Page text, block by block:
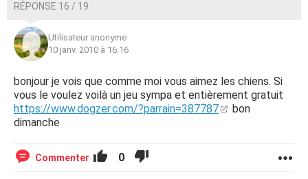
RÉPONSE 16 / 19
Utilisateur anonyme
10 janv. 2010 à 16:16
bonjour je vois que comme moi vous aimez les chiens. Si
vous le voulez voilà un jeu sympa et entièrement gratuit
https://www.dogzer.com/?parrain=387787
bon
dimanche
Commenter 0